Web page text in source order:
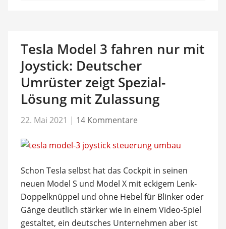
Tesla Model 3 fahren nur mit
Joystick: Deutscher
Umrüster zeigt Spezial-
Lösung mit Zulassung
22. Mai 2021 | 14 Kommentare
Schon Tesla selbst hat das Cockpit in seinen
neuen Model S und Model X mit eckigem Lenk-
Doppelknüppel und ohne Hebel für Blinker oder
Gänge deutlich stärker wie in einem Video-Spiel
gestaltet, ein deutsches Unternehmen aber ist